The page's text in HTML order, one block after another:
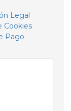
Legal
Cookies
Pago